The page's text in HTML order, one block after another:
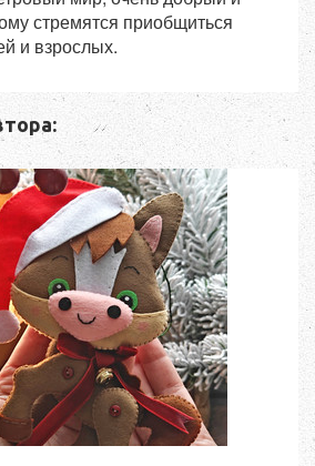
стремятся приобщиться
и взрослых.